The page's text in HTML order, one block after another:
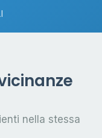
nella stessa